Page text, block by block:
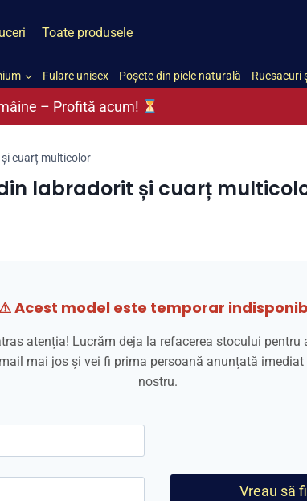
Toate produsele
Fulare unisex Poșete din piele naturală Rucsacuri
– Profită acum!
cuarț multicolor
labradorit și cuarț
Acest model este temporar
atenția! Lucrăm deja la refacerea stocului pentru
mai jos și vei fi prima persoană anunțată
nostru.
Vreau să